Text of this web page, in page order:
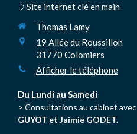
Site internet clé en main
Thomas Lamy
19 Allée du Roussillon
31770 Colomiers
Afficher le téléphone
Du Lundi au Samedi
> Consultations au cabinet avec
GUYOT et Jaimie GODET.